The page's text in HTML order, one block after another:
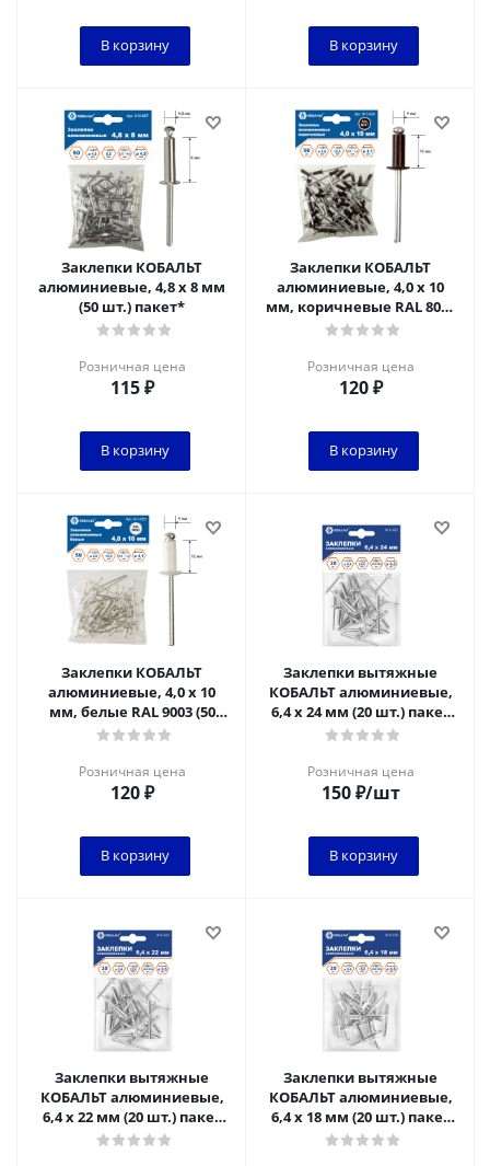
В корзину В корзину
Заклепки КОБАЛЬТ
алюминиевые, 4,8 х 8 мм
(50 шт.) пакет*
Розничная цена
115₽
В корзину
Заклепки КОБАЛЬТ
алюминиевые, 4,0 х 10
мм, коричневые RAL 8017
(50 шт.) пакет
Розничная цена
120₽
В корзину
Заклепки КОБАЛЬТ
алюминиевые, 4,0 х 10
мм, белые RAL 9003 (50
шт.) пакет*
Розничная цена
120₽
В корзину
Заклепки вытяжные
КОБАЛЬТ алюминиевые,
6,4 х 24 мм (20 шт.) пакет
(918-350)
Розничная цена
150₽/шт
В корзину
Заклепки вытяжные
КОБАЛЬТ алюминиевые,
6,4 х 22 мм (20 шт.) пакет
(918-343)
Заклепки вытяжные
КОБАЛЬТ алюминиевые,
6,4 х 18 мм (20 шт.) пакет
(918-329)